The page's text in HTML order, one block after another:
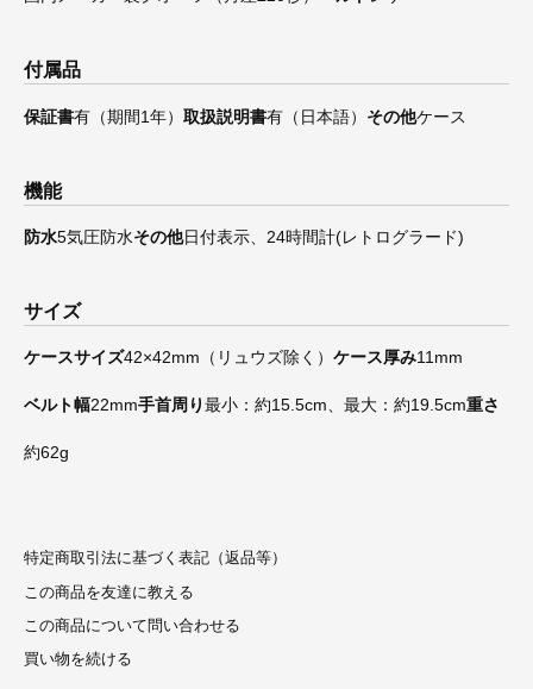
付属品
保証書有（期間1年） 取扱説明書有（日本語） その他ケース
機能
防水5気圧防水その他日付表示、24時間計(レトログラード)
サイズ
ケースサイズ42×42mm（リュウズ除く） ケース厚み11mm
ベルト幅22mm手首周り最小：約15.5cm、最大：約19.5cm重さ
約62g
特定商取引法に基づく表記（返品等）
この商品を友達に教える
この商品について問い合わせる
買い物を続ける